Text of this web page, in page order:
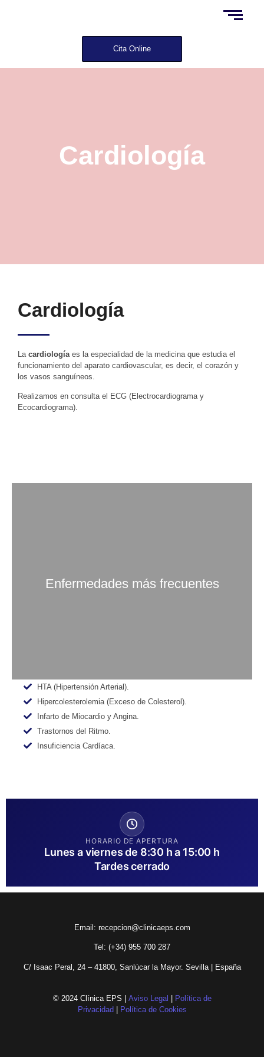
Cita Online
Cardiología
Cardiología
La cardiologíaes la especialidad de la medicina que estudia el
funcionamiento del aparato cardiovascular, es decir, el corazón y
los vasos sanguíneos.
Realizamos en consulta el ECG (Electrocardiograma y
Ecocardiograma).
Enfermedades más frecuentes
HTA (Hipertensión Arterial).
Hipercolesterolemia (Exceso de Colesterol).
Infarto de Miocardio y Angina.
Trastornos del Ritmo.
Insuficiencia Cardíaca.
HORARIO DE APERTURA
Lunes a viernes de 8:30 h a 15:00 h
Tardes cerrado
Email: recepcion@clinicaeps.com
Tel: (+34) 955 700 287
C/ Isaac Peral, 24 – 41800, Sanlúcar la Mayor. Sevilla | España
© 2024 Clínica EPS | Aviso Legal
Política de
Privacidad
Política de Cookies